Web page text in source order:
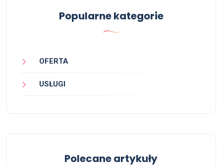
Popularne kategorie
OFERTA
USŁUGI
Polecane artykuły